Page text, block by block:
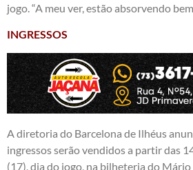
jogo. “A meu ver, estão absorvendo
INGRESSOS
A diretoria do Barcelona de Ilhéus
ingressos serão vendidos a partir das
(17), dia do jogo, na bilheteria do